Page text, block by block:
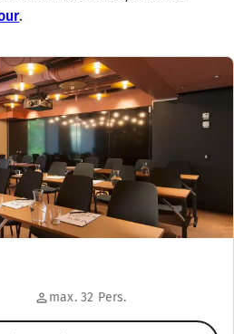
.
max. 32 Pers.